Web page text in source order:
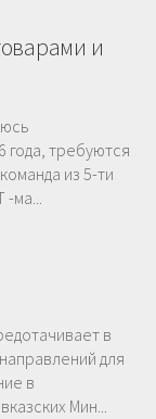
и
года, требуются
из 5-ти
в
для
в
Мин...